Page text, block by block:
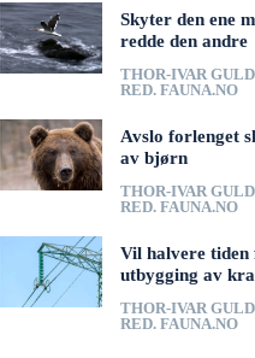
Skyter den ene
redde den andre
THOR-IVAR
RED. FAUNA.NO
Avslo forlenget
av bjørn
THOR-IVAR
RED. FAUNA.NO
Vil halvere tiden
utbygging av
THOR-IVAR
RED. FAUNA.NO